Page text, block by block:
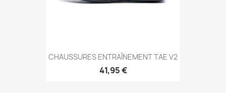
Aperçu rapide
CHAUSSURES ENTRAÎNEMENT TAE V2
41,95 €